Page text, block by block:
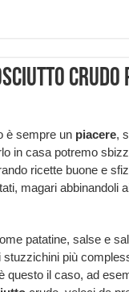
crudo
è sempre un piacere,
in casa potremo
ricette buone e
magari abbinandoli
patatine, salse e
stuzzichini più
questo il caso, ad